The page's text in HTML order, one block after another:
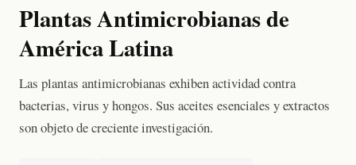
Plantas Antimicrobianas de
América Latina
Las plantas antimicrobianas exhiben actividad contra
bacterias, virus y hongos. Sus aceites esenciales y extractos
son objeto de creciente investigación.